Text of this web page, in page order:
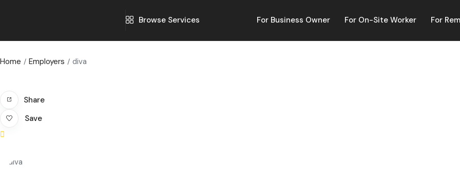
Browse Services For Business Owner For On-Site Worker For
Home Employers diva
Share
Save